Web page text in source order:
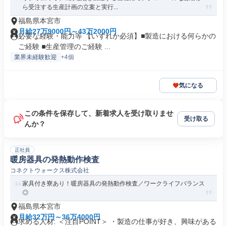
ら受注する生産計画の立案と実行...
福島県本宮市
月給27万9000円～43万2000円
必要な経験・能力等 【いずれか必須】■製造における何らかの
ご経験 ■生産管理のご経験 ...
業界未経験歓迎 +4個
気になる
この条件を保存して、新着求人を受け取りませ
んか？
受け取る
正社員
暖房器具の発熱動作検査
コネクトウォークス株式会社
家具付き寮あり！暖房器具の発熱動作検査／ワークライフバランス
◎
福島県本宮市
月給32万円～36万4000円
求める人材: ＜注目POINT＞ ・製造の仕事が好き、興味がある